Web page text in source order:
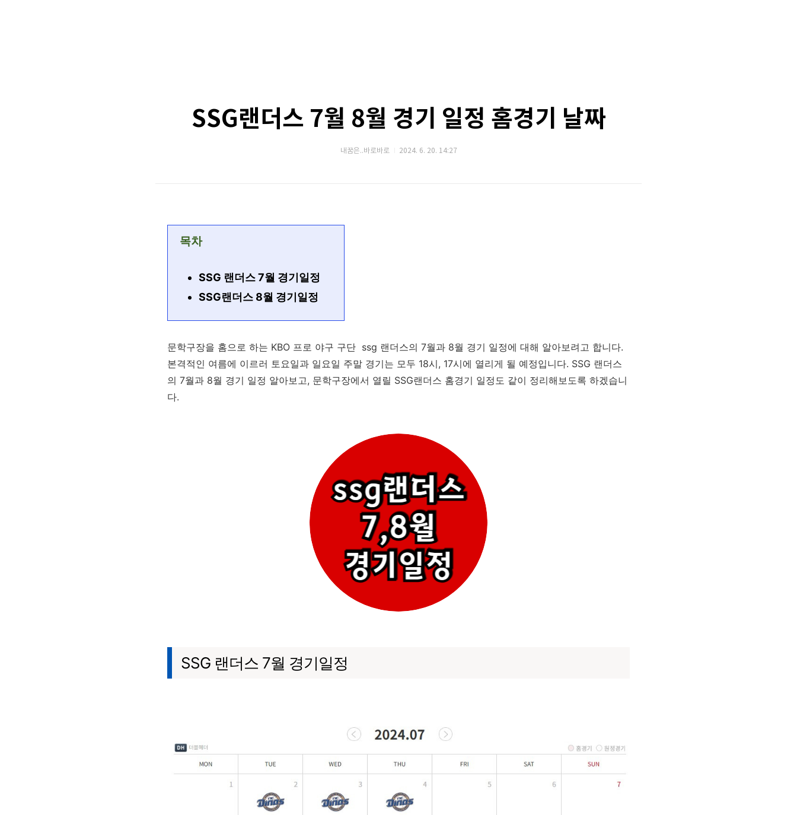
SSG랜더스 7월 8월 경기 일정 홈경기 날짜
내꿈은..바로바로 2024. 6. 20. 14:27
목차
SSG 랜더스 7월 경기일정
SSG랜더스 8월 경기일정
문학구장을 홈으로 하는 KBO 프로 야구 구단 ssg 랜더스의 7월과 8월 경기 일정에 대해 알아보려고 합니다.
본격적인 여름에 이르러 토요일과 일요일 주말 경기는 모두 18시, 17시에 열리게 될 예정입니다. SSG 랜더스
의 7월과 8월 경기 일정 알아보고, 문학구장에서 열릴 SSG랜더스 홈경기 일정도 같이 정리해보도록 하겠습니
다.
SSG 랜더스 7월 경기일정